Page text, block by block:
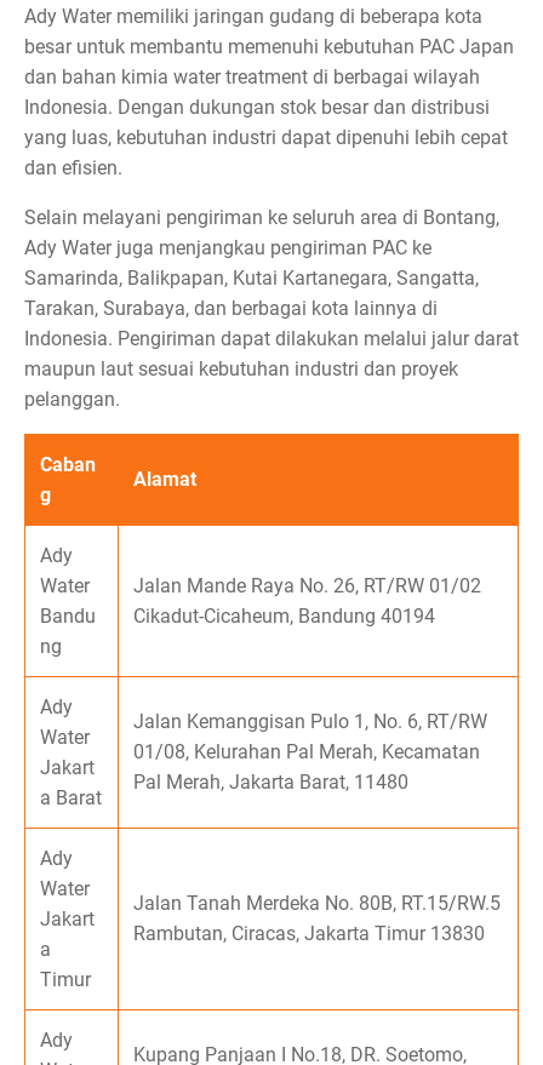
Ady Water memiliki jaringan gudang di beberapa kota
besar untuk membantu memenuhi kebutuhan PAC Japan
dan bahan kimia water treatment di berbagai wilayah
Indonesia. Dengan dukungan stok besar dan distribusi
yang luas, kebutuhan industri dapat dipenuhi lebih cepat
dan efisien.
Selain melayani pengiriman ke seluruh area di Bontang,
Ady Water juga menjangkau pengiriman PAC ke
Samarinda, Balikpapan, Kutai Kartanegara, Sangatta,
Tarakan, Surabaya, dan berbagai kota lainnya di
Indonesia. Pengiriman dapat dilakukan melalui jalur darat
maupun laut sesuai kebutuhan industri dan proyek
pelanggan.
Caban
g
Alamat
Ady
Water
Bandu
ng
Jalan Mande Raya No. 26, RT/RW 01/02
Cikadut-Cicaheum, Bandung 40194
Ady
Water
Jakart
a Barat
Jalan Kemanggisan Pulo 1, No. 6, RT/RW
01/08, Kelurahan Pal Merah, Kecamatan
Pal Merah, Jakarta Barat, 11480
Ady
Water
Jakart
a
Timur
Jalan Tanah Merdeka No. 80B, RT.15/RW.5
Rambutan, Ciracas, Jakarta Timur 13830
Ady
Kupang Panjaan I No.18, DR. Soetomo,